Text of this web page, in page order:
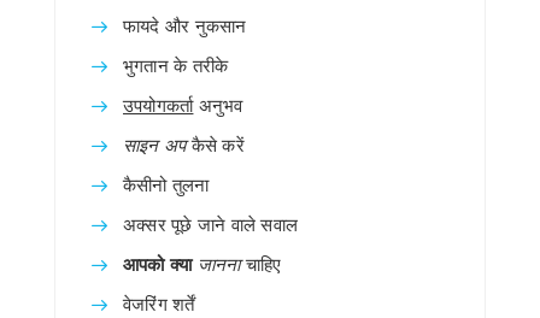
फायदे और नुकसान
भुगतान के तरीके
उपयोगकर्ताअनुभव
साइन अपकैसे करें
कैसीनो तुलना
अक्सर पूछे जाने वाले सवाल
आपको क्या जाननाचाहिए
वेजरिंग शर्तें